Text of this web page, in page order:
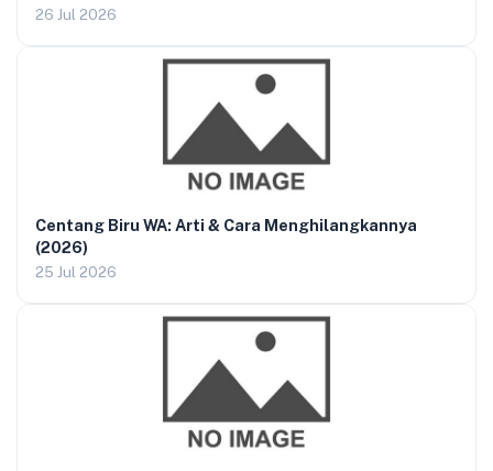
26 Jul 2026
Centang Biru WA: Arti & Cara Menghilangkannya
(2026)
25 Jul 2026